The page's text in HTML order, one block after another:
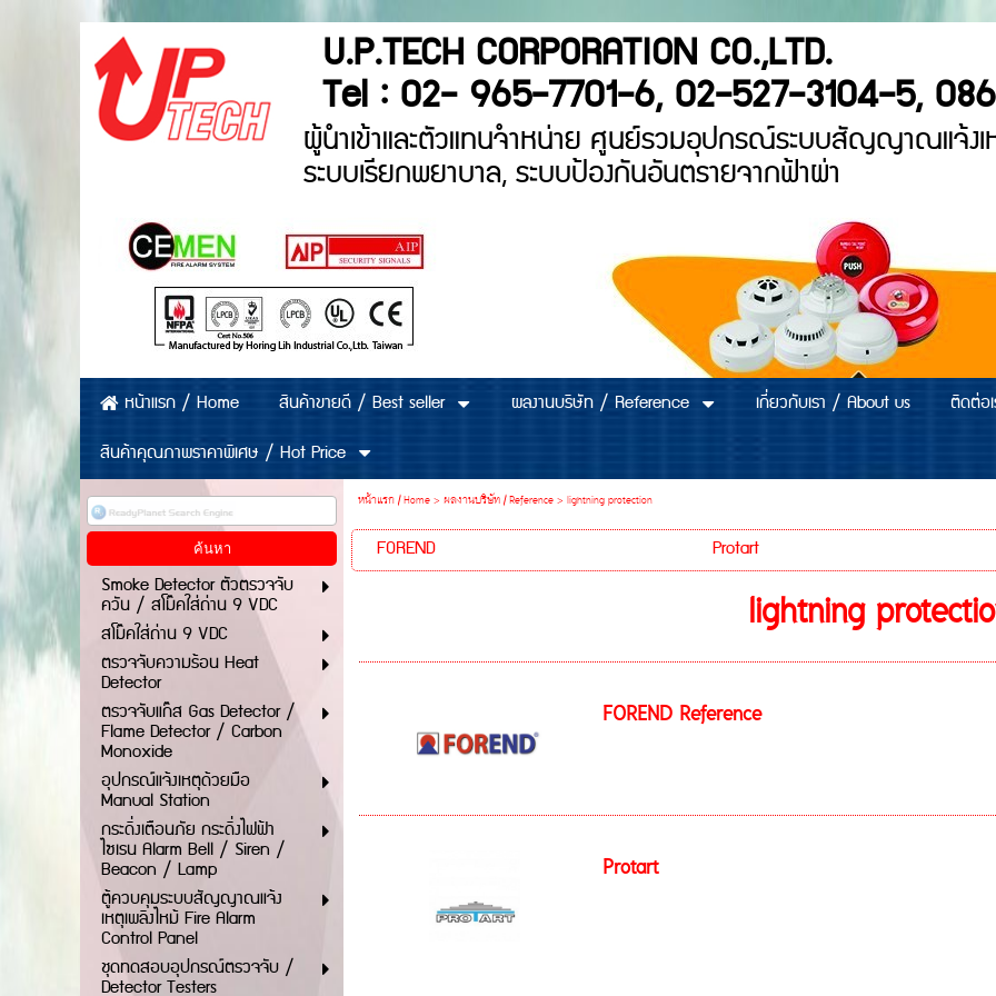
U.P.TECH
Tel : 02- 965-7701-6, 02-527-3104-5,
ผู้นำเข้าและตัวแทนจำหน่าย ศูนย์รวมอุปกรณ์ระบ
ระบบเรียกพยาบาล, ระบบป้องกันอันตรายจากฟ้
หน้าแรก / Home สินค้าขายดี / Best seller ผลงานบริษัท / Reference เกี่ยวกับเรา / About us
ติดต่อ
สินค้าคุณภาพราคาพิเศษ / Hot Price
Smoke Detector ตัวตรวจจับ
ควัน / สโม๊คใส่ถ่าน 9 VDC
สโม๊คใส่ถ่าน 9 VDC
ตรวจจับความร้อน Heat
Detector
ตรวจจับแก๊ส Gas Detector /
Flame Detector / Carbon
Monoxide
อุปกรณ์แจ้งเหตุด้วยมือ
Manual Station
กระดิ่งเตือนภัย กระดิ่งไฟฟ้า
ไซเรน Alarm Bell / Siren /
Beacon / Lamp
ตู้ควบคุมระบบสัญญาณแจ้ง
เหตุเพลิงไหม้ Fire Alarm
Control Panel
ชุดทดสอบอุปกรณ์ตรวจจับ /
Detector Testers
หน้าแรก / Home> ผลงานบริษัท / Reference> lightning protection
FOREND Protart
lightning
FOREND Reference
Protart